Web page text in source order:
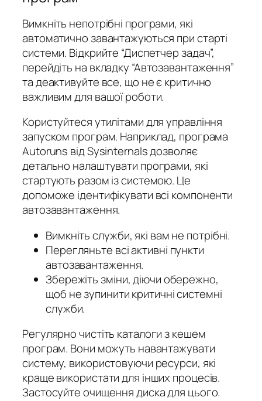
Вимкніть непотрібні програми, які
автоматично завантажуються при старті
системи. Відкрийте “Диспетчер задач”,
перейдіть на вкладку “Автозавантаження”
та деактивуйте все, що не є критично
важливим для вашої роботи.
Користуйтеся утилітами для управління
запуском програм. Наприклад, програма
Autoruns від Sysinternals дозволяє
детально налаштувати програми, які
стартують разом із системою. Це
допоможе ідентифікувати всі компоненти
автозавантаження.
Вимкніть служби, які вам не потрібні.
Перегляньте всі активні пункти
автозавантаження.
Збережіть зміни, діючи обережно,
щоб не зупинити критичні системні
служби.
Регулярно чистіть каталоги з кешем
програм. Вони можуть навантажувати
систему, використовуючи ресурси, які
краще використати для інших процесів.
Застосуйте очищення диска для цього.